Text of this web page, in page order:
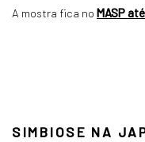
A mostra fica no MASP
SIMBIOSE NA